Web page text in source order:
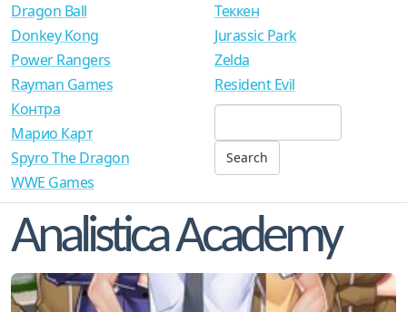
Dragon Ball
Donkey Kong
Power Rangers
Rayman Games
Теккен
Jurassic Park
Zelda
Resident Evil
Контра
Марио Карт
Spyro The Dragon
WWE Games
Analistica Academy